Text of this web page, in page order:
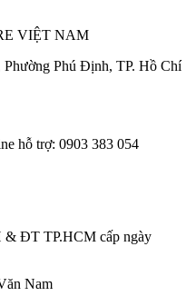
VIỆT NAM
Phường Phú Định, TP. Hồ Chí
hỗ trợ: 0903 383 054
& ĐT TP.HCM cấp ngày
Nam